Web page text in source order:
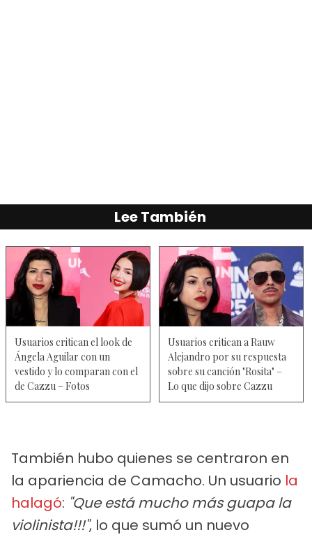
Lee También
Usuarios critican el look de
Ángela Aguilar con un
vestido y lo comparan con el
de Cazzu – Fotos
Usuarios critican a Rauw
Alejandro por su respuesta
sobre su canción "Rosita" –
Lo que dijo sobre Cazzu
También hubo quienes se centraron en
la apariencia de Camacho. Un usuario la
halagó: "Que está mucho más guapa la
violinista!!!", lo que sumó un nuevo